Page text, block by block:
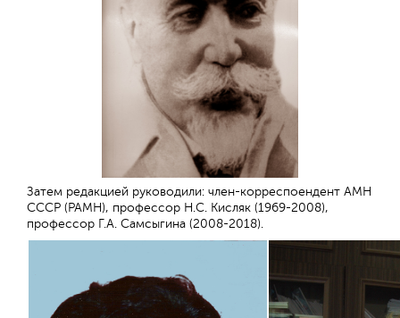
Затем редакцией руководили: член-корреспоендент АМН
СССР (РАМН), профессор Н.С. Кисляк (1969-2008),
профессор Г.А. Самсыгина (2008-2018).